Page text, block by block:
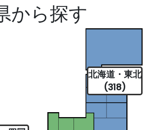
から探す
北海道・東北
(318)